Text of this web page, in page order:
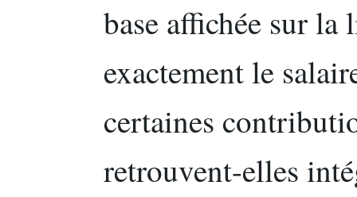
base affichée sur la
exactement le
certaines
retrouvent-elles